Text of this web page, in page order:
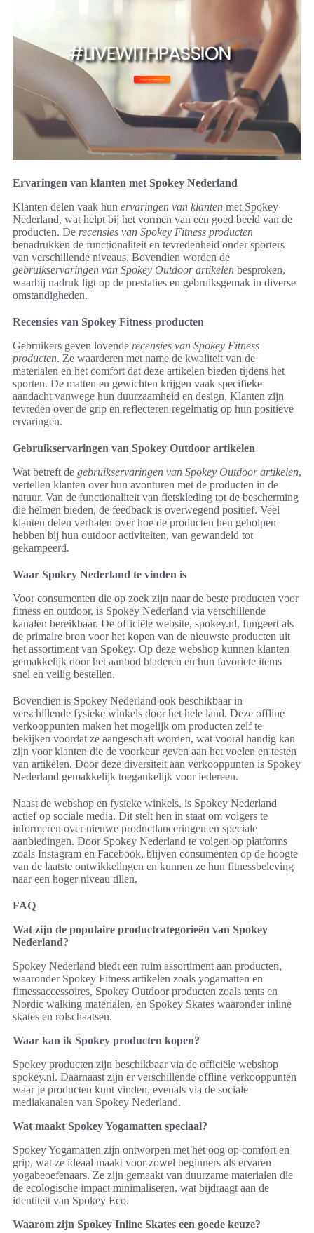
Ervaringen van klanten met Spokey Nederland
Klanten delen vaak hun ervaringen van klanten met Spokey
Nederland, wat helpt bij het vormen van een goed beeld van de
producten. De recensies van Spokey Fitness producten
benadrukken de functionaliteit en tevredenheid onder sporters
van verschillende niveaus. Bovendien worden de
gebruikservaringen van Spokey Outdoor artikelen besproken,
waarbij nadruk ligt op de prestaties en gebruiksgemak in diverse
omstandigheden.
Recensies van Spokey Fitness producten
Gebruikers geven lovende recensies van Spokey Fitness
producten. Ze waarderen met name de kwaliteit van de
materialen en het comfort dat deze artikelen bieden tijdens het
sporten. De matten en gewichten krijgen vaak specifieke
aandacht vanwege hun duurzaamheid en design. Klanten zijn
tevreden over de grip en reflecteren regelmatig op hun positieve
ervaringen.
Gebruikservaringen van Spokey Outdoor artikelen
Wat betreft de gebruikservaringen van Spokey Outdoor artikelen,
vertellen klanten over hun avonturen met de producten in de
natuur. Van de functionaliteit van fietskleding tot de bescherming
die helmen bieden, de feedback is overwegend positief. Veel
klanten delen verhalen over hoe de producten hen geholpen
hebben bij hun outdoor activiteiten, van gewandeld tot
gekampeerd.
Waar Spokey Nederland te vinden is
Voor consumenten die op zoek zijn naar de beste producten voor
fitness en outdoor, is Spokey Nederland via verschillende
kanalen bereikbaar. De officiële website, spokey.nl, fungeert als
de primaire bron voor het kopen van de nieuwste producten uit
het assortiment van Spokey. Op deze webshop kunnen klanten
gemakkelijk door het aanbod bladeren en hun favoriete items
snel en veilig bestellen.
Bovendien is Spokey Nederland ook beschikbaar in
verschillende fysieke winkels door het hele land. Deze offline
verkooppunten maken het mogelijk om producten zelf te
bekijken voordat ze aangeschaft worden, wat vooral handig kan
zijn voor klanten die de voorkeur geven aan het voelen en testen
van artikelen. Door deze diversiteit aan verkooppunten is Spokey
Nederland gemakkelijk toegankelijk voor iedereen.
Naast de webshop en fysieke winkels, is Spokey Nederland
actief op sociale media. Dit stelt hen in staat om volgers te
informeren over nieuwe productlanceringen en speciale
aanbiedingen. Door Spokey Nederland te volgen op platforms
zoals Instagram en Facebook, blijven consumenten op de hoogte
van de laatste ontwikkelingen en kunnen ze hun fitnessbeleving
naar een hoger niveau tillen.
FAQ
Wat zijn de populaire productcategorieën van Spokey
Nederland?
Spokey Nederland biedt een ruim assortiment aan producten,
waaronder Spokey Fitness artikelen zoals yogamatten en
fitnessaccessoires, Spokey Outdoor producten zoals tents en
Nordic walking materialen, en Spokey Skates waaronder inline
skates en rolschaatsen.
Waar kan ik Spokey producten kopen?
Spokey producten zijn beschikbaar via de officiële webshop
spokey.nl. Daarnaast zijn er verschillende offline verkooppunten
waar je producten kunt vinden, evenals via de sociale
mediakanalen van Spokey Nederland.
Wat maakt Spokey Yogamatten speciaal?
Spokey Yogamatten zijn ontworpen met het oog op comfort en
grip, wat ze ideaal maakt voor zowel beginners als ervaren
yogabeoefenaars. Ze zijn gemaakt van duurzame materialen die
de ecologische impact minimaliseren, wat bijdraagt aan de
identiteit van Spokey Eco.
Waarom zijn Spokey Inline Skates een goede keuze?